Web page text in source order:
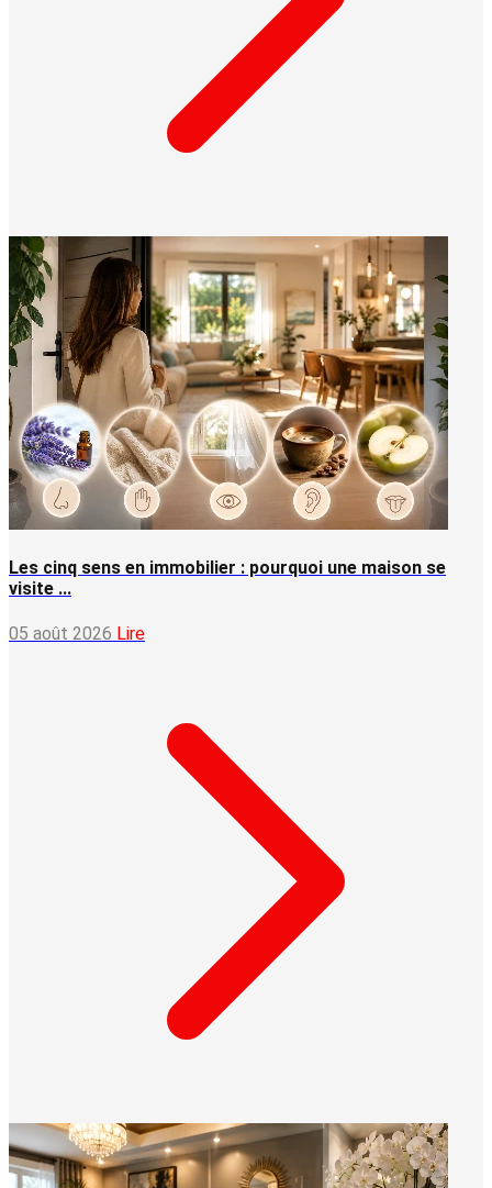
Les cinq sens en immobilier : pourquoi une maison se
visite ...
05 août 2026 Lire